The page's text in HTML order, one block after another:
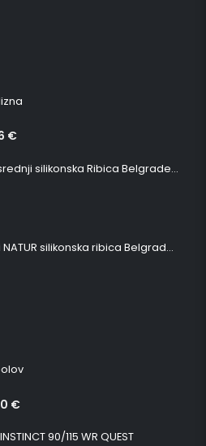
€
Šetač HOLO srednji silikonska Ribica Belgrade Walker
5
Šetač srednji NATUR silikonska ribica Belgrade Walker
€
90/115 WR QUEST